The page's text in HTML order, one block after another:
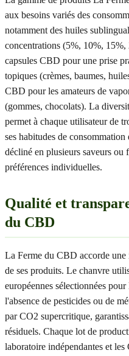
aux besoins variés des
notamment des huiles
concentrations (5%, 10%,
capsules CBD pour une prise
topiques (crèmes, baumes,
CBD pour les amateurs de
(gommes, chocolats). La
permet à chaque utilisateur de
ses habitudes de
décliné en plusieurs saveurs
préférences individuelles.
Qualité et
du CBD
La Ferme du CBD accorde
de ses produits. Le chanvre
européennes sélectionnées
l'absence de pesticides ou de
par CO2 supercritique,
résiduels. Chaque lot de
laboratoire indépendantes et